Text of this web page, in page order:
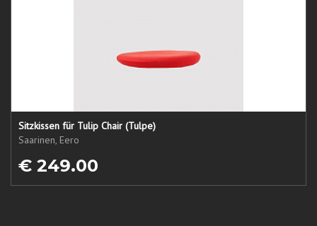
Sitzkissen für Tulip Chair (Tulpe)
Saarinen, Eero
€ 249.00